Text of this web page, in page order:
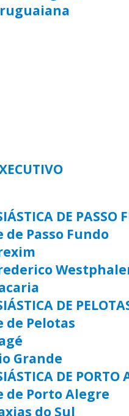
DE PASSO
Passo Fundo
DE
de Pelotas
Grande
DE PORTO
de Porto Alegre
do Sul